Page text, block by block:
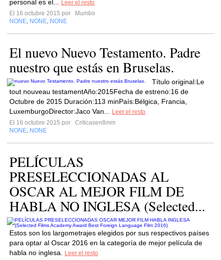
personal es el...
Leer el resto
El 16 octubre 2015 por
Mumbo
NONE NONE NONE
El nuevo Nuevo Testamento. Padre
nuestro que estás en Bruselas.
Título original:Le
tout nouveau testamentAño:2015Fecha de estreno:16 de
Octubre de 2015 Duración:113 minPaís:Bélgica, Francia,
LuxemburgoDirector:Jaco Van...
Leer el resto
El 16 octubre 2015 por
Criticasen8mm
NONE NONE
PELÍCULAS
PRESELECCIONADAS AL
OSCAR AL MEJOR FILM DE
HABLA NO INGLESA (Selected...
Estos son los largometrajes elegidos por sus respectivos países
para optar al Oscar 2016 en la categoría de mejor película de
habla no inglesa.
Leer el resto